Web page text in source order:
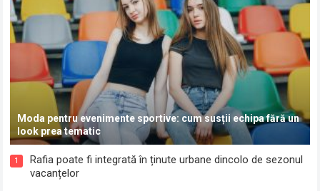
Moda pentru evenimente sportive: cum susții echipa fără un
look prea tematic
1
Rafia poate fi integrată în ținute urbane dincolo de sezonul
vacanțelor